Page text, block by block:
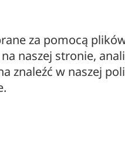
za pomocą
naszej stronie,
znaleźć w naszej